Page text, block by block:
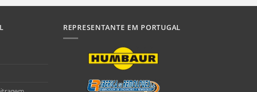
REPRESENTANTE EM PORTUGAL